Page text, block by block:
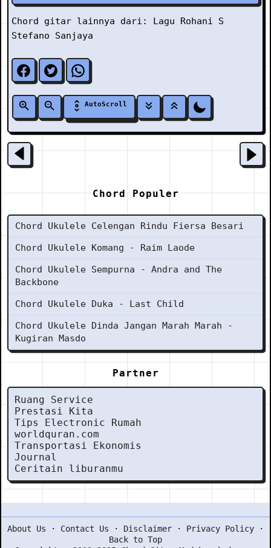
Chord gitar lainnya dari: Lagu Rohani
S
Stefano Sanjaya
AutoScroll
Chord Populer
Chord Ukulele Celengan Rindu Fiersa Besari
Chord Ukulele Komang - Raim Laode
Chord Ukulele Sempurna - Andra and The
Backbone
Chord Ukulele Duka - Last Child
Chord Ukulele Dinda Jangan Marah Marah -
Kugiran Masdo
Partner
Ruang Service
Prestasi Kita
Tips Electronic Rumah
worldquran.com
Transportasi Ekonomis
Journal
Ceritain liburanmu
About Us · Contact Us · Disclaimer · Privacy Policy ·
Back to Top